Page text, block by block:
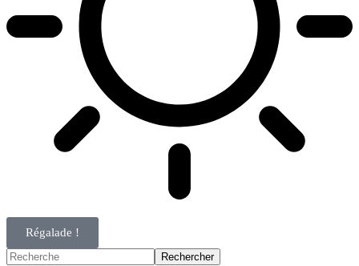
Régalade !